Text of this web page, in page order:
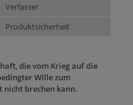
Verfasser
Produktsicherheit
die vom Krieg auf die
Wille zum
nicht brechen kann.